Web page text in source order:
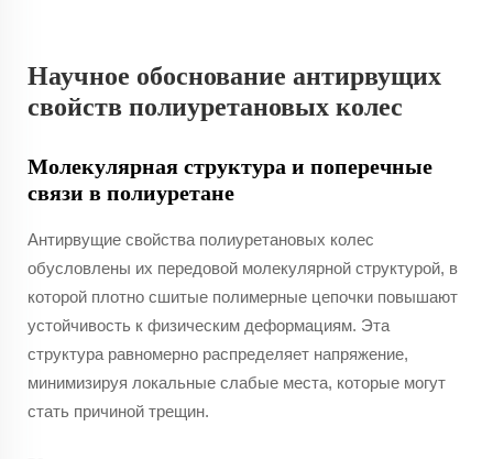
Научное обоснование антирвущих
свойств полиуретановых колес
Молекулярная структура и поперечные
связи в полиуретане
Антирвущие свойства полиуретановых колес
обусловлены их передовой молекулярной структурой, в
которой плотно сшитые полимерные цепочки повышают
устойчивость к физическим деформациям. Эта
структура равномерно распределяет напряжение,
минимизируя локальные слабые места, которые могут
стать причиной трещин.